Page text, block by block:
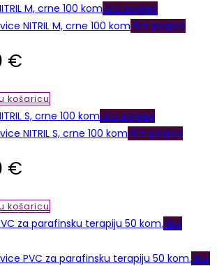
Brzi pogled
Brzi pogled
€
košaricu
Brzi pogled
Brzi pogled
€
košaricu
Brzi
Brzi